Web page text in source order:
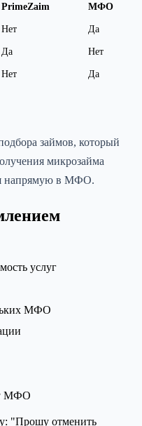
PrimeZaim МФО
Нет Да
Да Нет
Нет Да
займов, который
микрозайма
напрямую в МФО.
услуг
МФО
у МФО
"Прошу отменить